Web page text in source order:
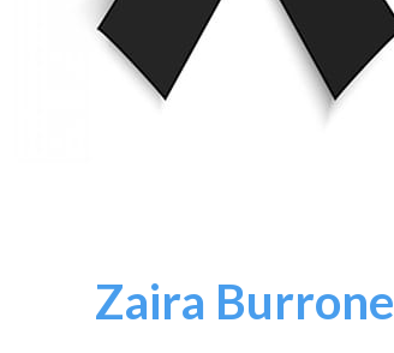
Zaira Burrone